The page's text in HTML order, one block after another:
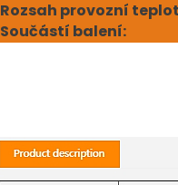
Rozsah provozní
Součástí balení: